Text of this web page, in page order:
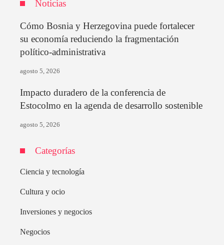
Noticias
Cómo Bosnia y Herzegovina puede fortalecer
su economía reduciendo la fragmentación
político-administrativa
agosto 5, 2026
Impacto duradero de la conferencia de
Estocolmo en la agenda de desarrollo sostenible
agosto 5, 2026
Categorías
Ciencia y tecnología
Cultura y ocio
Inversiones y negocios
Negocios